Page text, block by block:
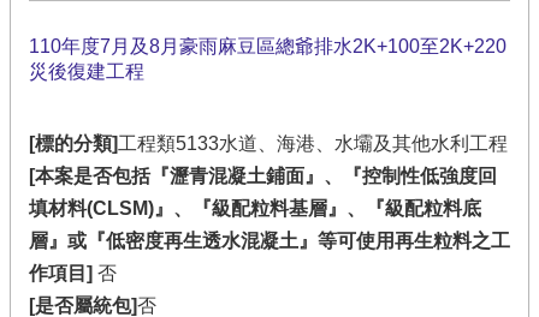
110年度7月及8月豪雨麻豆區總爺排水2K+100至2K+220
災後復建工程
[標的分類]工程類5133水道、海港、水壩及其他水利工程
[本案是否包括『瀝青混凝土鋪面』、『控制性低強度回
填材料(CLSM)』、『級配粒料基層』、『級配粒料底
層』或『低密度再生透水混凝土』等可使用再生粒料之工
作項目] 否
[是否屬統包]否